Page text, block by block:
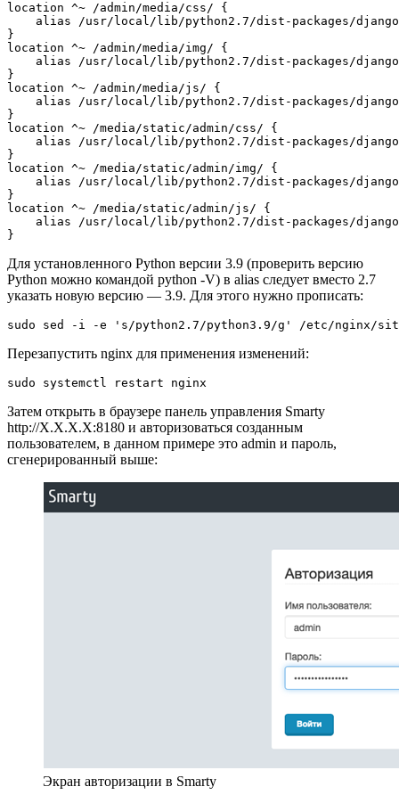
location ^~ /admin/media/css/ {
    alias /usr/local/lib/python
2 .7/dist-packages/
}
location ^~ /admin/media/img/ {
alias /usr/local/lib/python2.7/dist-packages/
}
location ^~ /admin/media/js/ {
alias /usr/local/lib/python2.7/dist-packages/
}
location ^~ /media/static/admin/css/ {
alias /usr/local/lib/python2.7/dist-packages/
}
location ^~ /media/static/admin/img/ {
alias /usr/local/lib/python2.7/dist-packages/
}
location ^~ /media/static/admin/js/ {
alias /usr/local/lib/python2.7/dist-packages/
}
Для установленного Python версии 3.9 (проверить версию
Python можно командой python -V) в alias следует вместо 2.7
указать новую версию — 3.9. Для этого нужно прописать:
sudo sed -i -e 's/python2.7/python3.9/g' /etc/nginx/
Перезапустить nginx для применения изменений:
sudo systemctl restart nginx
Затем открыть в браузере панель управления Smarty
http://X.X.X.X:8180 и авторизоваться созданным
пользователем, в данном примере это admin и пароль,
сгенерированный выше:
Экран авторизации в Smarty